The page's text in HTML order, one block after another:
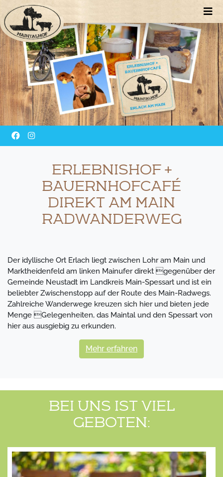
ERLEBNISHOF +
BAUERNHOFCAFÉ
DIREKT AM MAIN
RADWANDERWEG
Der idyllische Ort Erlach liegt zwischen Lohr am Main und
Marktheidenfeld am linken Mainufer direkt gegenüber der
Gemeinde Neustadt im Landkreis Main-Spessart und ist ein
beliebter Zwischenstopp auf der Route des Main-Radwegs.
Zahlreiche Wanderwege kreuzen sich hier und bieten jede
Menge Gelegenheiten, das Maintal und den Spessart von
hier aus ausgiebig zu erkunden.
Mehr erfahren
BEI UNS IST VIEL
GEBOTEN: